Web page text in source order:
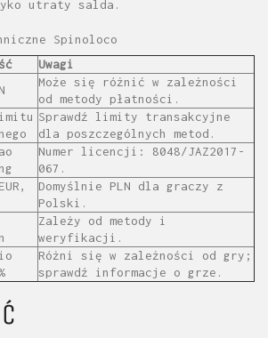
utraty salda.
Spinoloco
Uwagi
Może się różnić w zależności
od metody płatności.
Sprawdź limity transakcyjne
dla poszczególnych metod.
Numer licencji: 8048/JAZ2017-
067.
Domyślnie PLN dla graczy z
Polski.
Zależy od metody i
weryfikacji.
Różni się w zależności od gry;
sprawdź informacje o grze.